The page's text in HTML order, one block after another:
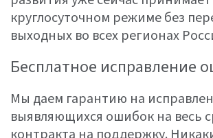
круглосуточном режиме без
выходных во всех регионах
Бесплатное исправление
Мы даем гарантию на
выявляющихся ошибок на весь